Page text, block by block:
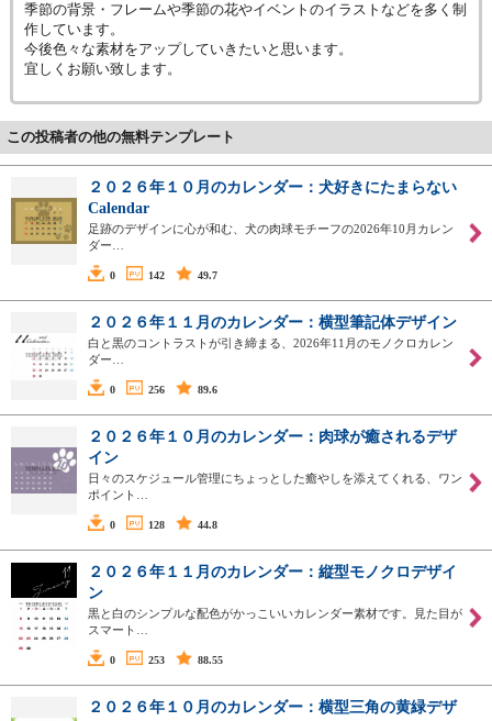
季節の背景・フレームや季節の花やイベントのイラストなどを多く制
作しています。
今後色々な素材をアップしていきたいと思います。
宜しくお願い致します。
この投稿者の他の無料テンプレート
２０２６年１０月のカレンダー：犬好きにたまらない
Calendar
足跡のデザインに心が和む、犬の肉球モチーフの2026年10月カレン
ダー…
0 142 49.7
２０２６年１１月のカレンダー：横型筆記体デザイン
白と黒のコントラストが引き締まる、2026年11月のモノクロカレン
ダー…
0 256 89.6
２０２６年１０月のカレンダー：肉球が癒されるデザ
イン
日々のスケジュール管理にちょっとした癒やしを添えてくれる、ワン
ポイント…
0 128 44.8
２０２６年１１月のカレンダー：縦型モノクロデザイ
ン
黒と白のシンプルな配色がかっこいいカレンダー素材です。見た目が
スマート…
0 253 88.55
２０２６年１０月のカレンダー：横型三角の黄緑デザ